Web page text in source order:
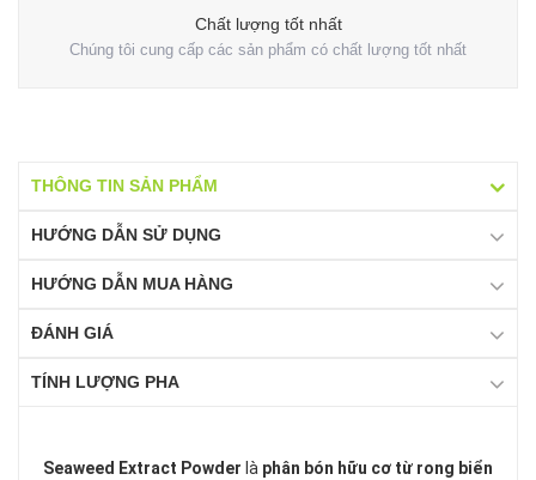
Chất lượng tốt nhất
Chúng tôi cung cấp các sản phẩm có chất lượng tốt nhất
THÔNG TIN SẢN PHẨM
HƯỚNG DẪN SỬ DỤNG
HƯỚNG DẪN MUA HÀNG
ĐÁNH GIÁ
TÍNH LƯỢNG PHA
Seaweed Extract Powder là phân bón hữu cơ từ rong biển